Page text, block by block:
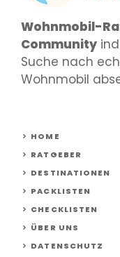
Wohnmobil-
Community
Suche nach
Wohnmobil
HOME
RATGEBER
DESTINATIONEN
PACKLISTEN
CHECKLISTEN
ÜBER UNS
DATENSCHUTZ